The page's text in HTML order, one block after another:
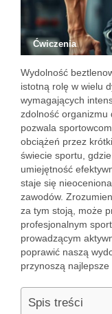
Ćwiczenia
Wydolność
istotną rolę w wielu
wymagających
zdolność organizmu
pozwala
obciążeń przez
świecie sportu,
umiejętność
staje się
zawodów.
za tym stoją, może
profesjonalnym
prowadzącym
poprawić naszą
przynoszą
Spis treści